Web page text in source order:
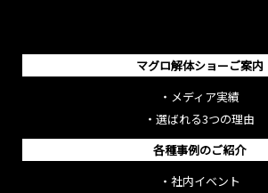
マグロ解体ショーご案内
・ メディア実績
・ 選ばれる3つの理由
各種事例のご紹介
・ 社内イベント